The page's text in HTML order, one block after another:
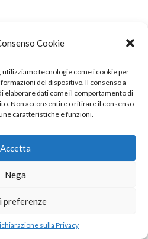
Cookie
tecnologie come i cookie per
del dispositivo. Il consenso a
elaborare dati come il comportamento di
Non acconsentire o ritirare il consenso
caratteristiche e funzioni.
Accetta
Nega
preferenze
sulla Privacy